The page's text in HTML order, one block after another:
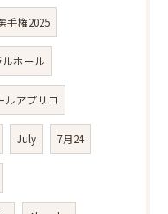
手権2025
ホール
ルアプリコ
July 7月24